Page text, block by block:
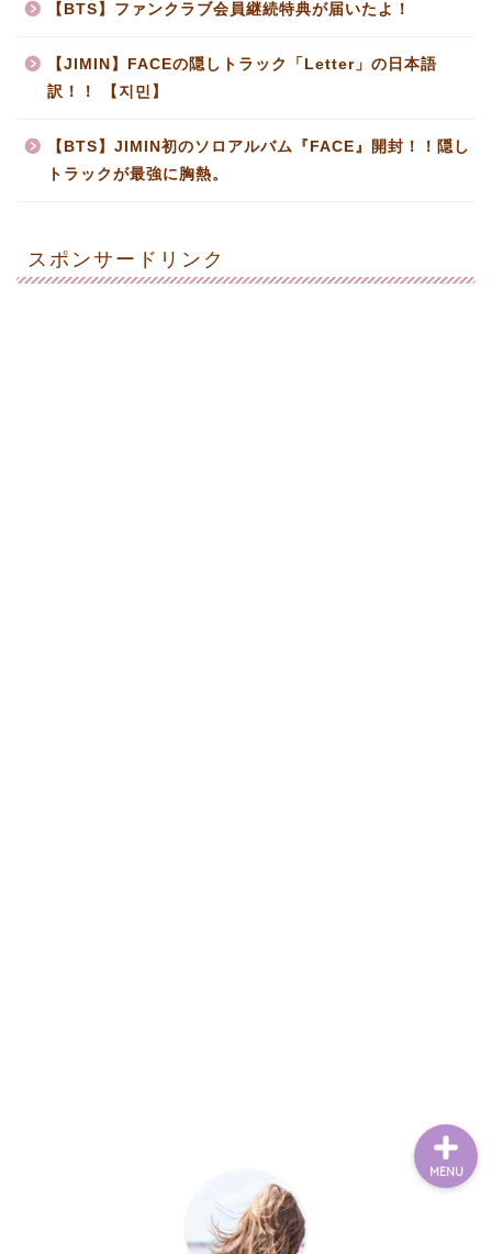
【BTS】ファンクラブ会員継続特典が届いたよ！
【JIMIN】FACEの隠しトラック「Letter」の日本語
訳！！ 【지민】
【BTS】JIMIN初のソロアルバム『FACE』開封！！隠し
トラックが最強に胸熱。
スポンサードリンク
MENU